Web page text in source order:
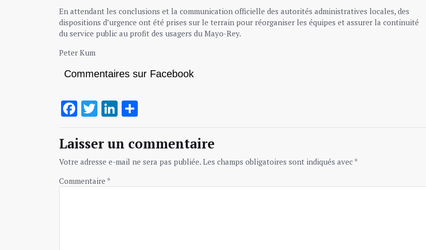
En attendant les conclusions et la communication officielle des autorités administratives locales, des
dispositions d’urgence ont été prises sur le terrain pour réorganiser les équipes et assurer la continuité
du service public au profit des usagers du Mayo-Rey.
Peter Kum
Commentaires sur Facebook
Facebook
TwitterLinkedIn
Laisser un commentaire
Votre adresse e-mail ne sera pas publiée. Les champs obligatoires sont indiqués avec *
Commentaire *